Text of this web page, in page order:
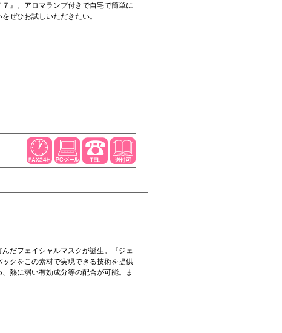
』。アロマランプ付きで自宅で簡単に
ぜひお試しいただきたい。
だフェイシャルマスクが誕生。『ジェ
クをこの素材で実現できる技術を提供
熱に弱い有効成分等の配合が可能。ま